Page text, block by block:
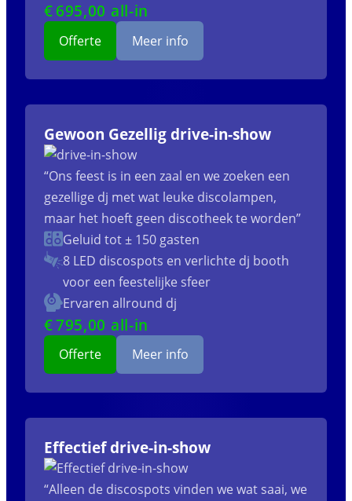
€ 695,00 all-in
Offerte Meer info
Gewoon Gezellig drive-in-show
“Ons feest is in een zaal en we zoeken een
gezellige dj met wat leuke discolampen,
maar het hoeft geen discotheek te worden”
Geluid tot ± 150 gasten
8 LED discospots en verlichte dj booth
voor een feestelijke sfeer
Ervaren allround dj
€795,00 all-in
Offerte Meer info
Effectief drive-in-show
“Alleen de discospots vinden we wat saai, we